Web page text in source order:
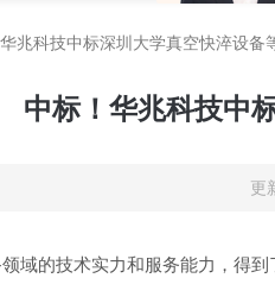
兆科技中标深圳大学真空快淬设备
中标！华兆科技中
更
域的技术实力和服务能力，得到